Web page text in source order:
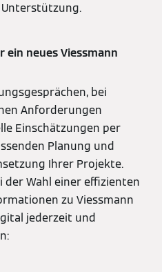
Unterstützung.
ein neues Viessmann
bei
Anforderungen
Einschätzungen per
Planung und
Ihrer Projekte.
Wahl einer effizienten
zu Viessmann
jederzeit und